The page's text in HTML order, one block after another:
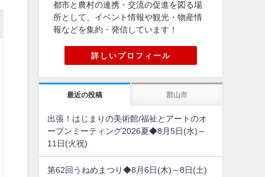
都市と農村の連携・交流の促進を図る場
所として、イベント情報や観光・物産情
報などを集約・発信しています！
詳しいプロフィール
最近の投稿 郡山市
出張！はじまりの美術館/福祉とアートのオ
ープンミーティング2026夏◆8月5日(水)～
11日(火祝)
第62回うねめまつり◆8月6日(木)～8日(土)